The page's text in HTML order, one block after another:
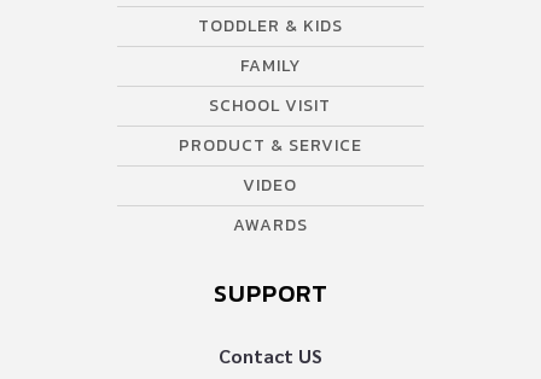
TODDLER & KIDS
FAMILY
SCHOOL VISIT
PRODUCT & SERVICE
VIDEO
AWARDS
SUPPORT
Contact US